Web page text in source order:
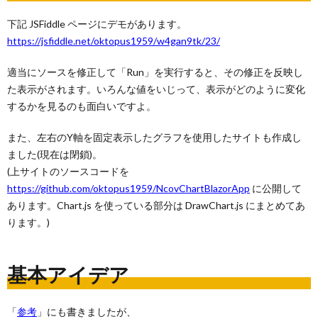
下記 JSFiddle ページにデモがあります。
https://jsfiddle.net/oktopus1959/w4gan9tk/23/
適当にソースを修正して「Run」を実行すると、その修正を反映し
た表示がされます。いろんな値をいじって、表示がどのように変化
するかを見るのも面白いですよ。
また、左右のY軸を固定表示したグラフを使用したサイトも作成し
ました(現在は閉鎖)。
(上サイトのソースコードを
https://github.com/oktopus1959/NcovChartBlazorApp に公開して
あります。Chart.js を使っている部分は DrawChart.js にまとめてあ
ります。)
基本アイデア
「参考 」にも書きましたが、